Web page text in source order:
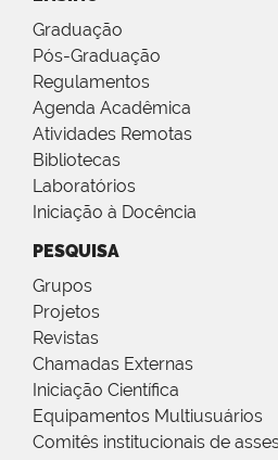
Graduação
Pós-Graduação
Regulamentos
Agenda Acadêmica
Atividades Remotas
Bibliotecas
Laboratórios
Iniciação à Docência
PESQUISA
Grupos
Projetos
Revistas
Chamadas Externas
Iniciação Científica
Equipamentos Multiusuários
Comitês institucionais de